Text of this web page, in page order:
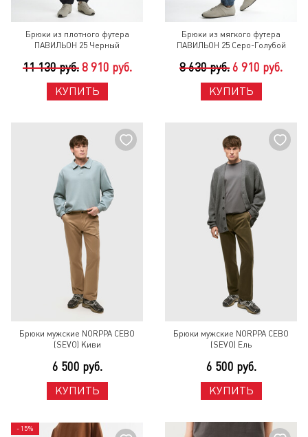
Брюки из плотного футера
ПАВИЛЬОН 25 Черный
11 130 руб. 8 910 руб.
КУПИТЬ
Брюки из мягкого футера
ПАВИЛЬОН 25 Серо-Голубой
8 630 руб. 6 910 руб.
КУПИТЬ
Брюки мужские NORPPA СЕВО
(SEVO) Киви
6 500 руб.
КУПИТЬ
Брюки мужские NORPPA СЕВО
(SEVO) Ель
6 500 руб.
КУПИТЬ
- 15%